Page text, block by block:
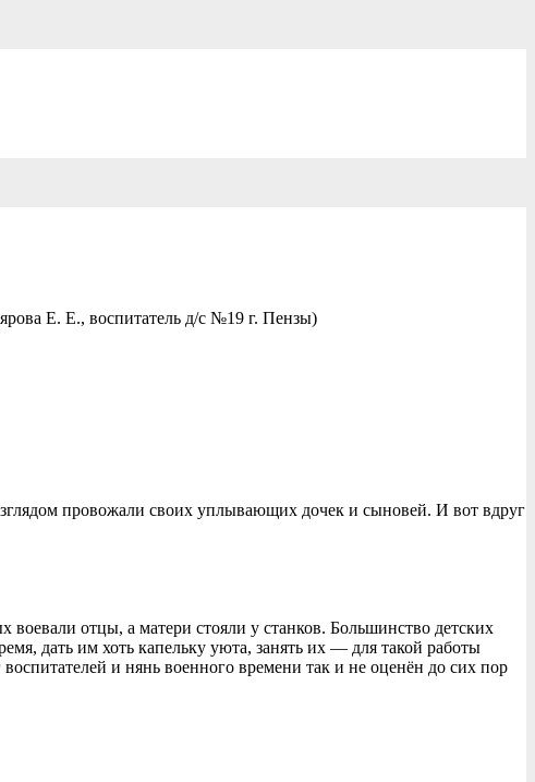
Е. Е., воспитатель д/с №19 г. Пензы)
провожали своих уплывающих дочек и сыновей. И вот вдруг
отцы, а матери стояли у станков. Большинство детских
дать им хоть капельку уюта, занять их — для такой работы
и нянь военного времени так и не оценён до сих пор